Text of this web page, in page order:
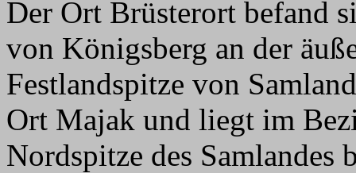
Der Ort Brüsterort befand
von Königsberg an der
Festlandspitze von
Ort Majak und liegt im
Nordspitze des Samlandes